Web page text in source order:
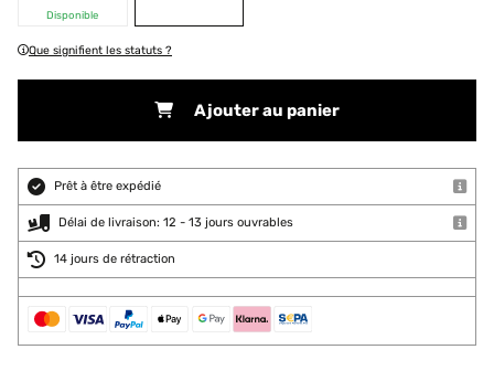
Disponible
Que signifient les statuts ?
Ajouter au panier
Prêt à être expédié
Délai de livraison: 12 - 13 jours ouvrables
14 jours de rétraction